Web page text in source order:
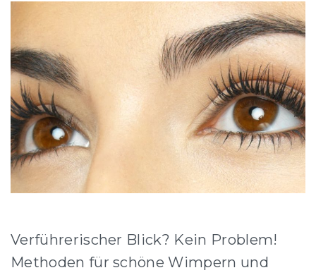
Verführerischer Blick? Kein Problem!
Methoden für schöne Wimpern und